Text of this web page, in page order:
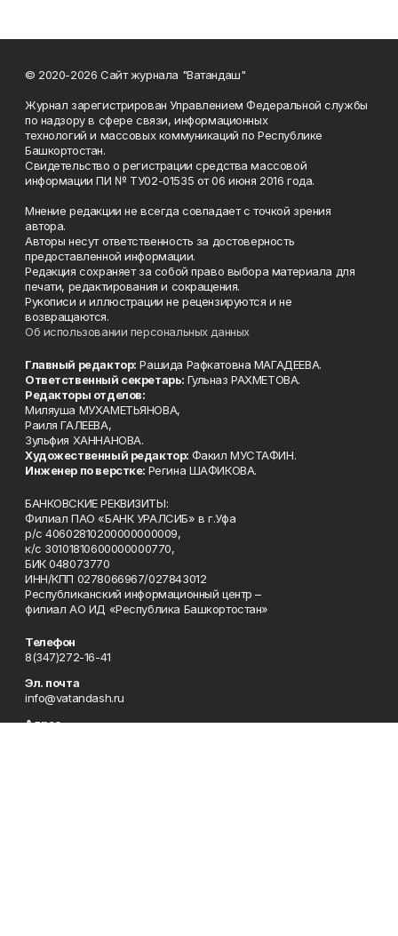
© 2020-2026 Сайт журнала "Ватандаш"
Журнал зарегистрирован Управлением Федеральной службы
по надзору в сфере связи, информационных
технологий и массовых коммуникаций по Республике
Башкортостан.
Свидетельство о регистрации средства массовой
информации ПИ № ТУ02-01535 от 06 июня 2016 года.
Мнение редакции не всегда совпадает с точкой зрения
автора.
Авторы несут ответственность за достоверность
предоставленной информации.
Редакция сохраняет за собой право выбора материала для
печати, редактирования и сокращения.
Рукописи и иллюстрации не рецензируются и не
возвращаются.
Об использовании персональных данных
Главный редактор: Рашида Рафкатовна МАГАДЕЕВА.
Ответственный секретарь: Гульназ РАХМЕТОВА.
Редакторы отделов:
Миляуша МУХАМЕТЬЯНОВА,
Раиля ГАЛЕЕВА,
Зульфия ХАННАНОВА.
Художественный редактор: Факил МУСТАФИН.
Инженер по верстке: Регина ШАФИКОВА.
БАНКОВСКИЕ РЕКВИЗИТЫ:
Филиал ПАО «БАНК УРАЛСИБ» в г.Уфа
р/с 40602810200000000009,
к/с 30101810600000000770,
БИК 048073770
ИНН/КПП 0278066967/027843012
Республиканский информационный центр –
филиал АО ИД «Республика Башкортостан»
Телефон
8(347)272-16-41
Эл. почта
info@vatandash.ru
Адрес